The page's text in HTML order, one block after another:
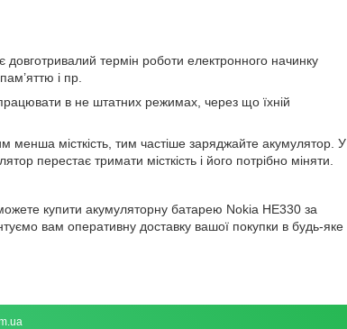
довготривалий термін роботи електронного начинку
і пр.
в не штатних режимах, через що їхній
місткість, тим частіше заряджайте акумулятор. У
перестає тримати місткість і його потрібно міняти.
купити акумуляторну батарею Nokia HE330 за
вам оперативну доставку вашої покупки в будь-яке